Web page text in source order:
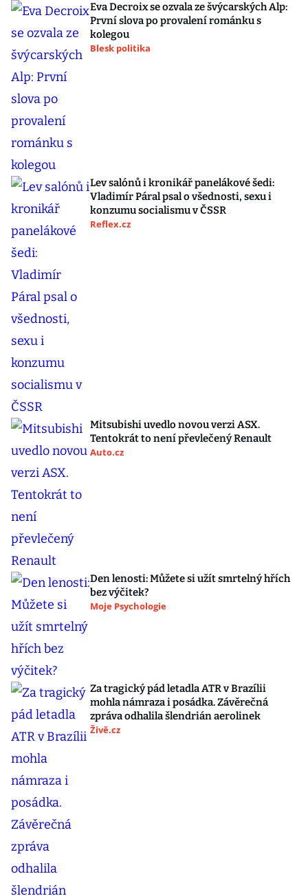
Eva Decroix se ozvala ze švýcarských Alp:
První slova po provalení románku s
kolegou
Blesk politika
Lev salónů i kronikář panelákové šedi:
Vladimír Páral psal o všednosti, sexu i
konzumu socialismu v ČSSR
Reflex.cz
Mitsubishi uvedlo novou verzi ASX.
Tentokrát to není převlečený Renault
Auto.cz
Den lenosti: Můžete si užít smrtelný hřích
bez výčitek?
Moje Psychologie
Za tragický pád letadla ATR v Brazílii
mohla námraza i posádka. Závěrečná
zpráva odhalila šlendrián aerolinek
Živě.cz